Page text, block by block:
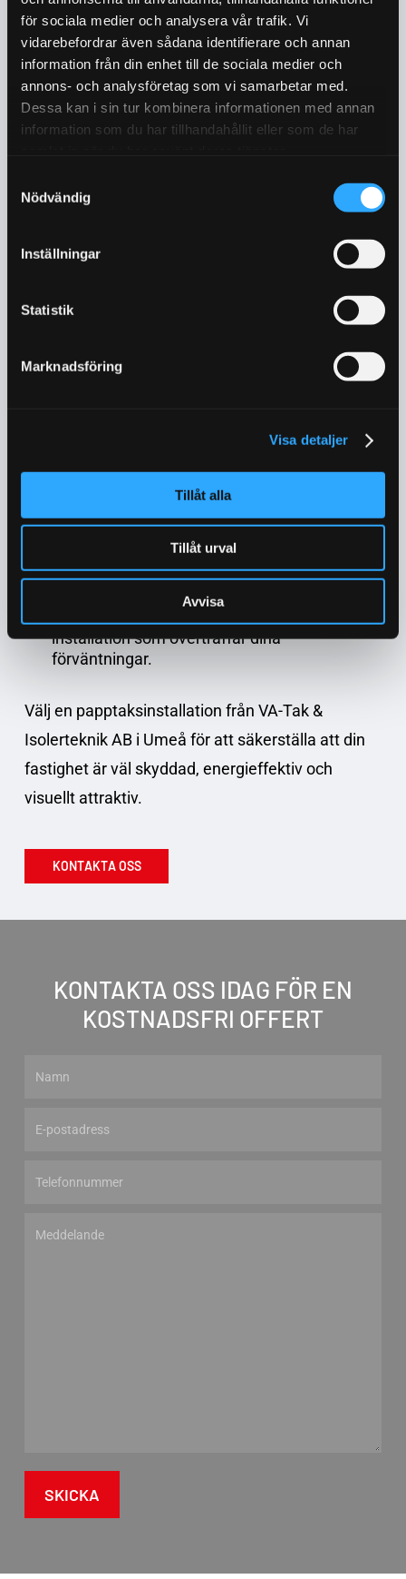
för sociala medier och analysera vår trafik. Vi
vidarebefordrar även sådana identifierare och annan
information från din enhet till de sociala medier och
annons- och analysföretag som vi samarbetar med.
Dessa kan i sin tur kombinera informationen med annan
information som du har tillhandahållit eller som de har
Nödvändig
Inställningar
Statistik
Marknadsföring
Visa detaljer
Tillåt alla
Tillåt urval
Avvisa
OSS?
papptaksinstallation för att optimalt möta de
Överlägsen Hållbarhet:Genom att välja
högkvalitativa material säkerställer vi att ditt
tak ger ett långvarigt skydd mot väder och
Med vår erfarenhet och
installation som överträffar dina
förväntningar.
Välj en papptaksinstallation från VA-Tak &
Isolerteknik AB i Umeå för att säkerställa att din
fastighet är väl skyddad, energieffektiv och
visuellt attraktiv.
KONTAKTAOSS
KONTAKTA OSS IDAG FÖR EN
KOSTNADSFRI OFFERT